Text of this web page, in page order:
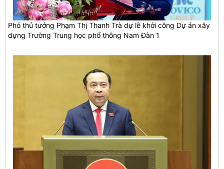
Phó thủ tướng Phạm Thị Thanh Trà dự lễ khởi công Dự án xây
dựng Trường Trung học phổ thông Nam Đàn 1